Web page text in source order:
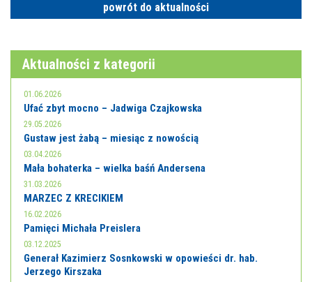
powrót do aktualności
Aktualności z kategorii
01.06.2026
Ufać zbyt mocno – Jadwiga Czajkowska
29.05.2026
Gustaw jest żabą – miesiąc z nowością
03.04.2026
Mała bohaterka – wielka baśń Andersena
31.03.2026
MARZEC Z KRECIKIEM
16.02.2026
Pamięci Michała Preislera
03.12.2025
Generał Kazimierz Sosnkowski w opowieści dr. hab.
Jerzego Kirszaka